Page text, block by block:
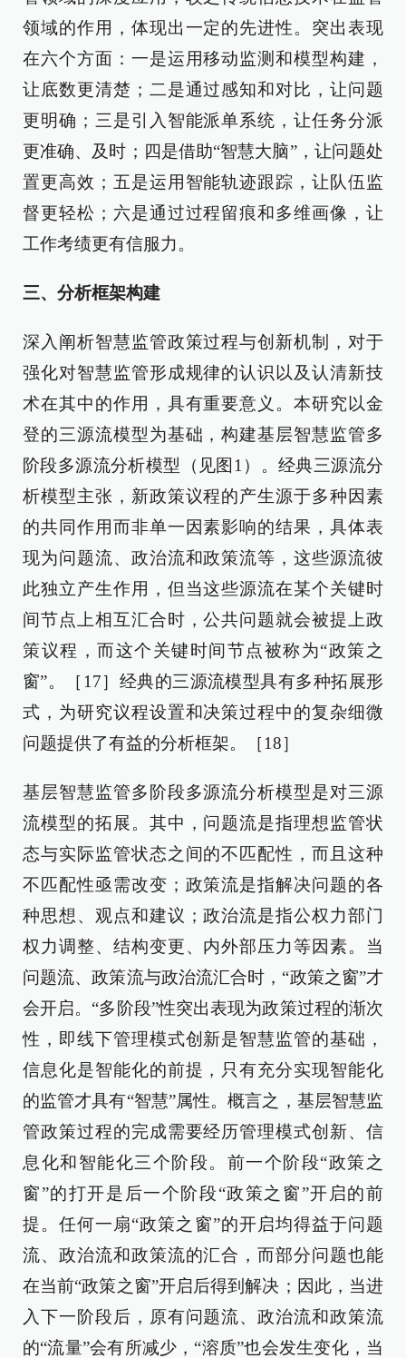
领域的作用，体现出一定的先进性。突出表现
在六个方面：一是运用移动监测和模型构建，
让底数更清楚；二是通过感知和对比，让问题
更明确；三是引入智能派单系统，让任务分派
更准确、及时；四是借助“智慧大脑”，让问题处
置更高效；五是运用智能轨迹跟踪，让队伍监
督更轻松；六是通过过程留痕和多维画像，让
工作考绩更有信服力。
三、分析框架构建
深入阐析智慧监管政策过程与创新机制，对于
强化对智慧监管形成规律的认识以及认清新技
术在其中的作用，具有重要意义。本研究以金
登的三源流模型为基础，构建基层智慧监管多
阶段多源流分析模型（见图1）。经典三源流分
析模型主张，新政策议程的产生源于多种因素
的共同作用而非单一因素影响的结果，具体表
现为问题流、政治流和政策流等，这些源流彼
此独立产生作用，但当这些源流在某个关键时
间节点上相互汇合时，公共问题就会被提上政
策议程，而这个关键时间节点被称为“政策之
窗”。［17］经典的三源流模型具有多种拓展形
式，为研究议程设置和决策过程中的复杂细微
问题提供了有益的分析框架。［18］
基层智慧监管多阶段多源流分析模型是对三源
流模型的拓展。其中，问题流是指理想监管状
态与实际监管状态之间的不匹配性，而且这种
不匹配性亟需改变；政策流是指解决问题的各
种思想、观点和建议；政治流是指公权力部门
权力调整、结构变更、内外部压力等因素。当
问题流、政策流与政治流汇合时，“政策之窗”才
会开启。“多阶段”性突出表现为政策过程的渐次
性，即线下管理模式创新是智慧监管的基础，
信息化是智能化的前提，只有充分实现智能化
的监管才具有“智慧”属性。概言之，基层智慧监
管政策过程的完成需要经历管理模式创新、信
息化和智能化三个阶段。前一个阶段“政策之
窗”的打开是后一个阶段“政策之窗”开启的前
提。任何一扇“政策之窗”的开启均得益于问题
流、政治流和政策流的汇合，而部分问题也能
在当前“政策之窗”开启后得到解决；因此，当进
入下一阶段后，原有问题流、政治流和政策流
的“流量”会有所减少，“溶质”也会发生变化，当